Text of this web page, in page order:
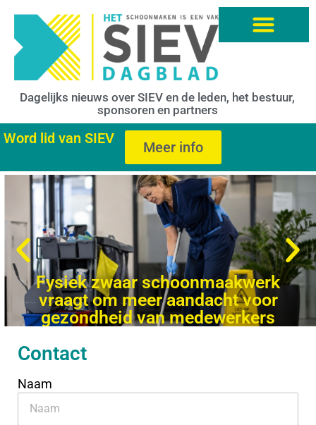
Dagelijks nieuws over SIEV en de leden, het bestuur,
sponsoren en partners
Word lid van SIEV
Meer info
Fysiek zwaar schoonmaakwerk
vraagt om meer aandacht voor
gezondheid van medewerkers
Contact
Naam